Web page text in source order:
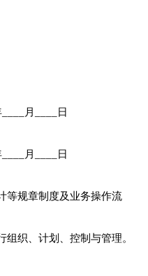
月____日
月____日
等规章制度及业务操作流
组织、计划、控制与管理。